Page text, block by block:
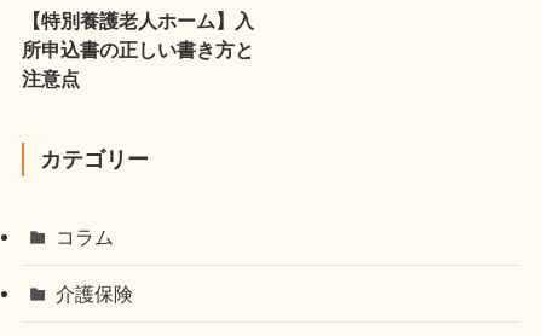
【特別養護老人ホーム】入
所申込書の正しい書き方と
注意点
カテゴリー
コラム
介護保険